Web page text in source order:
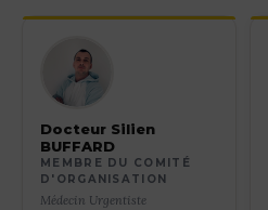
Docteur Silien
BUFFARD
MEMBRE DU COMITÉ
D'ORGANISATION
Médecin Urgentiste